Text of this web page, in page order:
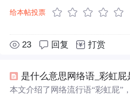
给本帖投票
23 回复 打赏
本文介绍了网络流行语“彩虹屁”